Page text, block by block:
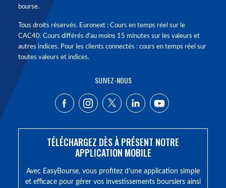
bourse.
Tous droits réservés. Euronext : Cours en temps réel sur le
CAC40. Cours différés d'au moins 15 minutes sur les valeurs et
autres indices. Pour les clients connectés : cours en temps réel sur
toutes valeurs et indices.
SUIVEZ-NOUS
TÉLÉCHARGEZ DÈS À PRÉSENT NOTRE
APPLICATION MOBILE
Avec EasyBourse, vous profitez d’une application simple
et efficace pour gérer vos investissements boursiers ainsi